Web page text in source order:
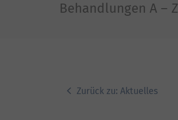
Behandlungen A – Z
Zurück zu: Aktuelles